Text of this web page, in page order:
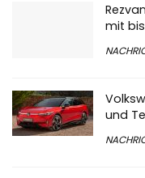
mit
und